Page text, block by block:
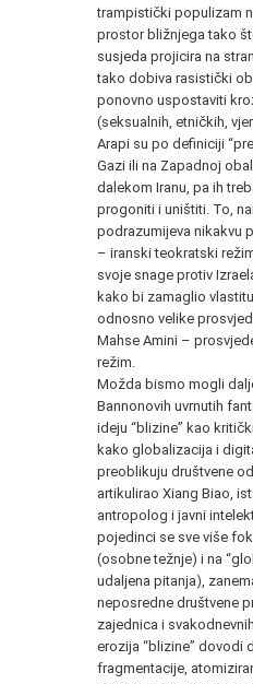
trampistički populizam
prostor bližnjega tako
susjeda projicira na
tako dobiva rasistički
ponovno uspostaviti
(seksualnih, etničkih,
Arapi su po definiciji
Gazi ili na Zapadnoj
dalekom Iranu, pa ih
progoniti i uništiti. To,
podrazumijeva nikakvu
– iranski teokratski
svoje snage protiv
kako bi zamaglio
odnosno velike
Mahse Amini –
režim.
Možda bismo mogli
Bannonovih uvrnutih
ideju “blizine” kao
kako globalizacija i
preoblikuju društvene
artikulirao Xiang Biao,
antropolog i javni
pojedinci se sve više
(osobne težnje) i na
udaljena pitanja),
neposredne društvene
zajednica i
erozija “blizine” dovodi
fragmentacije,